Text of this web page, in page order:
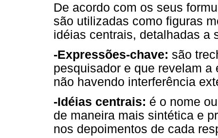
De acordo com os seus
são utilizadas como figuras
idéias centrais, detalhadas a
-Expressões-chave: são
pesquisador e que revelam
não havendo interferência
-Idéias centrais: é o nome
de maneira mais sintética e
nos depoimentos de cada